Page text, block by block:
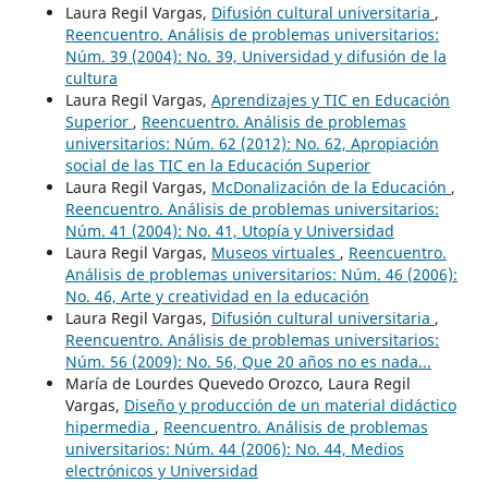
Laura Regil Vargas, Difusión cultural universitaria ,
Reencuentro. Análisis de problemas universitarios:
Núm. 39 (2004): No. 39, Universidad y difusión de la
cultura
Laura Regil Vargas, Aprendizajes y TIC en Educación
Superior , Reencuentro. Análisis de problemas
universitarios: Núm. 62 (2012): No. 62, Apropiación
social de las TIC en la Educación Superior
Laura Regil Vargas, McDonalización de la Educación ,
Reencuentro. Análisis de problemas universitarios:
Núm. 41 (2004): No. 41, Utopía y Universidad
Laura Regil Vargas, Museos virtuales , Reencuentro.
Análisis de problemas universitarios: Núm. 46 (2006):
No. 46, Arte y creatividad en la educación
Laura Regil Vargas, Difusión cultural universitaria ,
Reencuentro. Análisis de problemas universitarios:
Núm. 56 (2009): No. 56, Que 20 años no es nada...
María de Lourdes Quevedo Orozco, Laura Regil
Vargas, Diseño y producción de un material didáctico
hipermedia , Reencuentro. Análisis de problemas
universitarios: Núm. 44 (2006): No. 44, Medios
electrónicos y Universidad